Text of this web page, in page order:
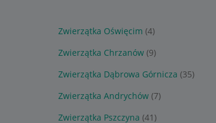
Zwierzątka Oświęcim (4)
Zwierzątka Chrzanów (9)
Zwierzątka Dąbrowa Górnicza (35)
Zwierzątka Andrychów (7)
Zwierzątka Pszczyna (41)